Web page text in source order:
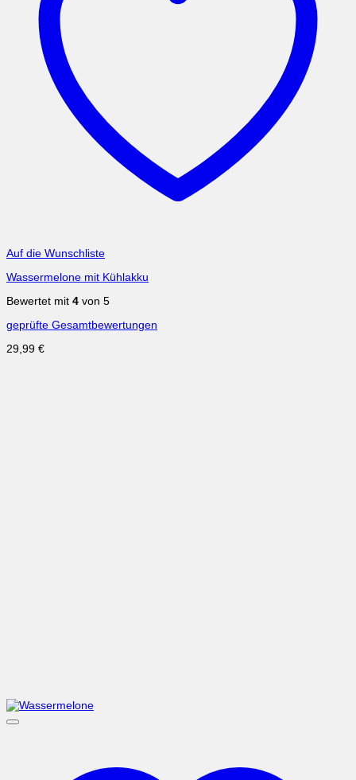
Auf die Wunschliste
Wassermelone mit Kühlakku
Bewertet mit 4 von 5
geprüfte Gesamtbewertungen
29,99 €